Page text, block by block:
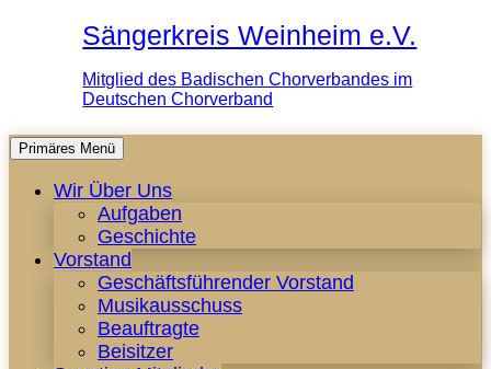
Sängerkreis Weinheim e.V.
Mitglied des Badischen Chorverbandes im
Deutschen Chorverband
Primäres Menü Zum
springen
Wir Über Uns
Aufgaben
Geschichte
Vorstand
Geschäftsführender Vorstand
Musikausschuss
Beauftragte
Beisitzer